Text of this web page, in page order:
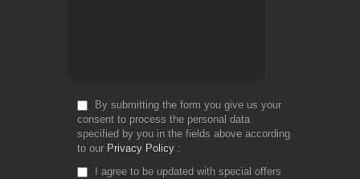
By submitting the form you give us your
consent to process the personal data
specified by you in the fields above according
to our Privacy Policy
I agree to be updated with special offers